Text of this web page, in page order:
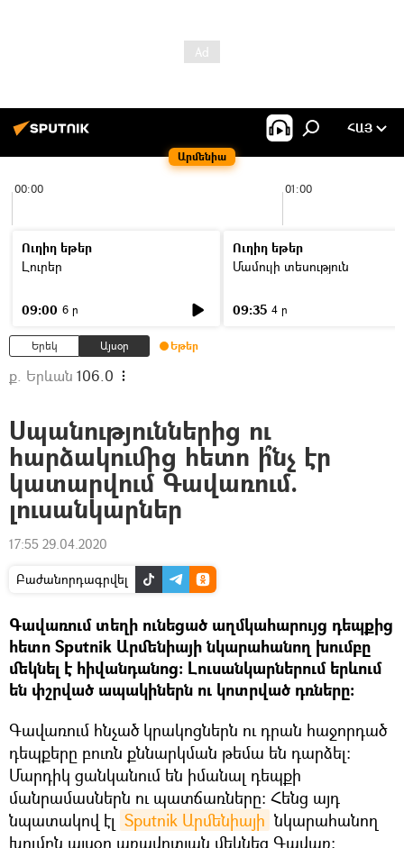
Արմենիա
ՀԱՅ
00:00 01:00
Ուղիղ եթեր
Լուրեր
09:00 6 ր
Ուղիղ եթեր
Մամուլի տեսություն
09:35 4 ր
Երեկ Այսօր Եթեր
ք. Երևան 106.0
Սպանություններից ու
հարձակումից հետո ի՞նչ էր
կատարվում Գավառում.
լուսանկարներ
17:55 29.04.2020
Բաժանորդագրվել
Գավառում տեղի ունեցած աղմկահարույց դեպքից
հետո Sputnik Արմենիայի նկարահանող խումբը
մեկնել է հիվանդանոց։ Լուսանկարներում երևում
են փշրված ապակիներն ու կոտրված դռները։
Գավառում հնչած կրակոցներն ու դրան հաջորդած
դեպքերը բուռն քննարկման թեմա են դարձել։
Մարդիկ ցանկանում են իմանալ դեպքի
մանրամասներն ու պատճառները։ Հենց այդ
նպատակով էլ Sputnik Արմենիայի նկարահանող
խումբն այսօր առավոտյան մեկնեց Գավառ։